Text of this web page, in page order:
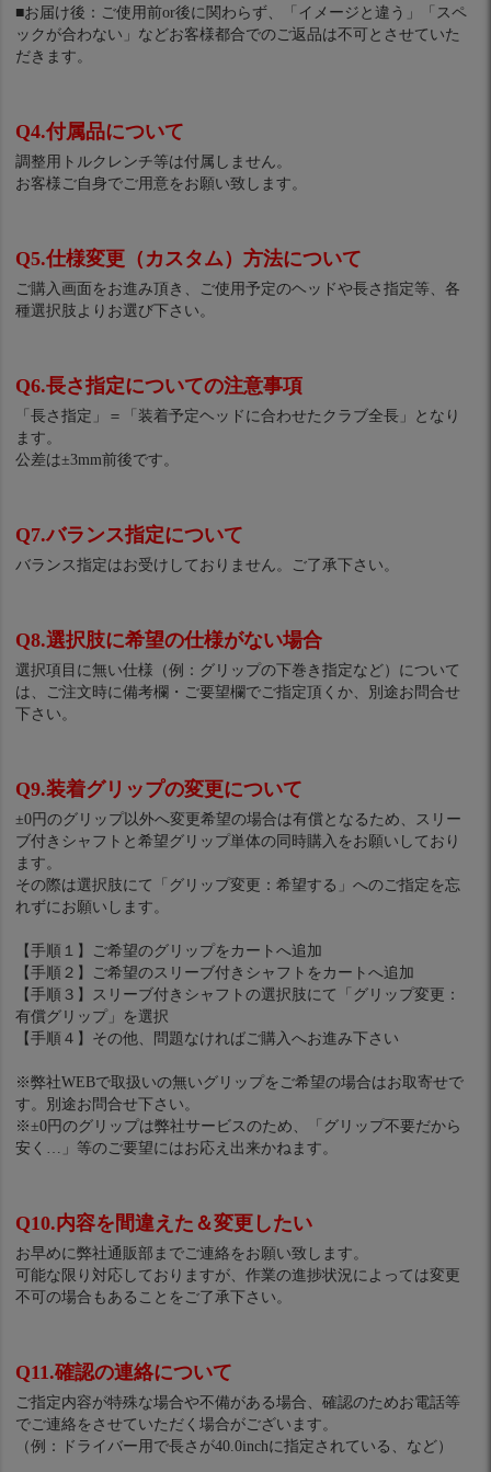
■お届け後：ご使用前or後に関わらず、「イメージと違う」「スペ
ックが合わない」などお客様都合でのご返品は不可とさせていた
だきます。
Q4.付属品について
調整用トルクレンチ等は付属しません。
お客様ご自身でご用意をお願い致します。
Q5.仕様変更（カスタム）方法について
ご購入画面をお進み頂き、ご使用予定のヘッドや長さ指定等、各
種選択肢よりお選び下さい。
Q6.長さ指定についての注意事項
「長さ指定」＝「装着予定ヘッドに合わせたクラブ全長」となり
ます。
公差は±3mm前後です。
Q7.バランス指定について
バランス指定はお受けしておりません。ご了承下さい。
Q8.選択肢に希望の仕様がない場合
選択項目に無い仕様（例：グリップの下巻き指定など）について
は、ご注文時に備考欄・ご要望欄でご指定頂くか、別途お問合せ
下さい。
Q9.装着グリップの変更について
±0円のグリップ以外へ変更希望の場合は有償となるため、スリー
ブ付きシャフトと希望グリップ単体の同時購入をお願いしており
ます。
その際は選択肢にて「グリップ変更：希望する」へのご指定を忘
れずにお願いします。
【手順１】ご希望のグリップをカートへ追加
【手順２】ご希望のスリーブ付きシャフトをカートへ追加
【手順３】スリーブ付きシャフトの選択肢にて「グリップ変更：
有償グリップ」を選択
【手順４】その他、問題なければご購入へお進み下さい
※弊社WEBで取扱いの無いグリップをご希望の場合はお取寄せで
す。別途お問合せ下さい。
※±0円のグリップは弊社サービスのため、「グリップ不要だから
安く…」等のご要望にはお応え出来かねます。
Q10.内容を間違えた＆変更したい
お早めに弊社通販部までご連絡をお願い致します。
可能な限り対応しておりますが、作業の進捗状況によっては変更
不可の場合もあることをご了承下さい。
Q11.確認の連絡について
ご指定内容が特殊な場合や不備がある場合、確認のためお電話等
でご連絡をさせていただく場合がございます。
（例：ドライバー用で長さが40.0inchに指定されている、など）